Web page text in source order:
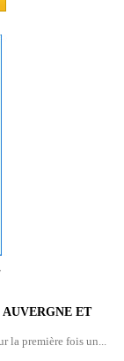
ET
la première fois un...